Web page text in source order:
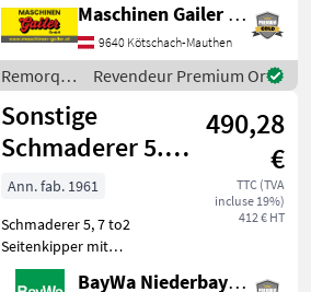
350/160/180 cm * Peut
accueillir environ 6 vaches *
Structure en bois * Esc
Maschinen Gailer GmbH
9640 Kötschach-Mauthen
Remorques
/ Sonstige
Revendeur Premium Or
Sonstige
Schmaderer 5.7
Tonnen
490,28
€
TTC (TVA
incluse 19%)
412 € HT
Ann. fab. 1961
Schmaderer 5, 7 to2
Seitenkipper mit
HandpumpeAuflaufbremseBrücken-
BayWa Niederbayern